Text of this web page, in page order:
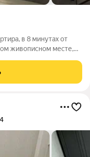
в 8 минутах от
живописном месте,
сад . В квартире